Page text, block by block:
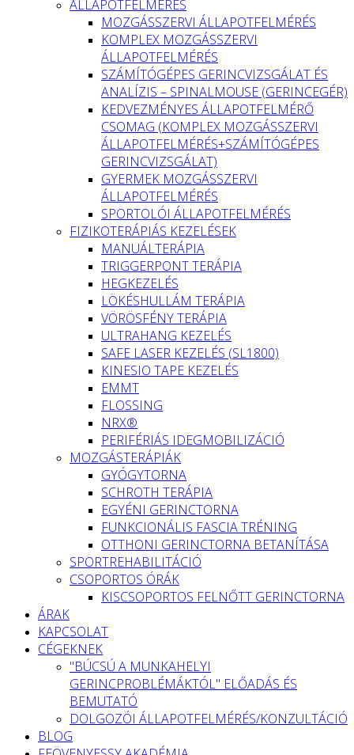
ÁLLAPOTFELMÉRÉS
MOZGÁSSZERVI ÁLLAPOTFELMÉRÉS
KOMPLEX MOZGÁSSZERVI
ÁLLAPOTFELMÉRÉS
SZÁMÍTÓGÉPES GERINCVIZSGÁLAT ÉS
ANALÍZIS – SPINALMOUSE (GERINCEGÉR)
KEDVEZMÉNYES ÁLLAPOTFELMÉRŐ
CSOMAG (KOMPLEX MOZGÁSSZERVI
ÁLLAPOTFELMÉRÉS+SZÁMÍTÓGÉPES
GERINCVIZSGÁLAT)
GYERMEK MOZGÁSSZERVI
ÁLLAPOTFELMÉRÉS
SPORTOLÓI ÁLLAPOTFELMÉRÉS
FIZIKOTERÁPIÁS KEZELÉSEK
MANUÁLTERÁPIA
TRIGGERPONT TERÁPIA
HEGKEZELÉS
LÖKÉSHULLÁM TERÁPIA
VÖRÖSFÉNY TERÁPIA
ULTRAHANG KEZELÉS
SAFE LASER KEZELÉS (SL1800)
KINESIO TAPE KEZELÉS
EMMT
FLOSSING
NRX®
PERIFÉRIÁS IDEGMOBILIZÁCIÓ
MOZGÁSTERÁPIÁK
GYÓGYTORNA
SCHROTH TERÁPIA
EGYÉNI GERINCTORNA
FUNKCIONÁLIS FASCIA TRÉNING
OTTHONI GERINCTORNA BETANÍTÁSA
SPORTREHABILITÁCIÓ
CSOPORTOS ÓRÁK
KISCSOPORTOS FELNŐTT GERINCTORNA
ÁRAK
KAPCSOLAT
CÉGEKNEK
"BÚCSÚ A MUNKAHELYI
GERINCPROBLÉMÁKTÓL" ELŐADÁS ÉS
BEMUTATÓ
DOLGOZÓI ÁLLAPOTFELMÉRÉS/KONZULTÁCIÓ
BLOG